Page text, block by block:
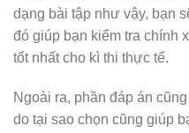
dạng bài tập như vậy, bạn
đó giúp bạn kiểm tra chính
tốt nhất cho kì thi thực tế.
Ngoài ra, phần đáp án
do tại sao chọn cũng giúp